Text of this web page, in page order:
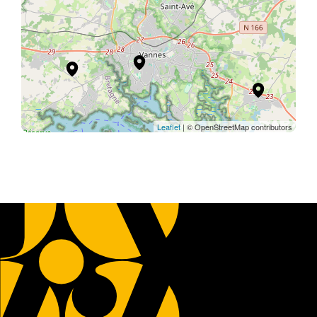
Leaflet| © OpenStreetMap contributors